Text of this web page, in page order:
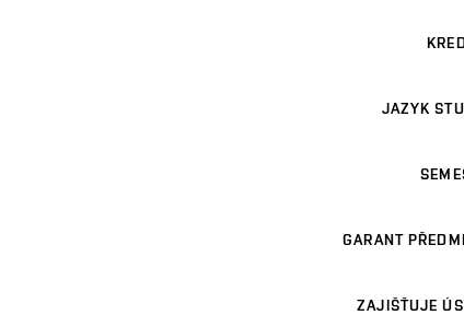
JAZYK
GARANT
ZAJIŠŤUJE